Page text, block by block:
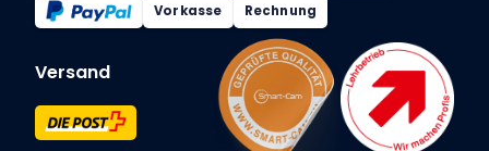
Vorkasse Rechnung
Versand